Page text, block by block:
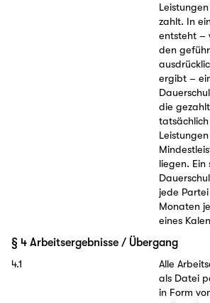
zahlt. In
entsteht –
den
ergibt –
die
liegen. Ein
jede
Monaten
eines
§ 4 Arbeitsergebnisse / Übergang
4.1
Alle
als Datei
in Form